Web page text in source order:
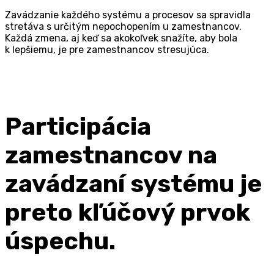
Zavádzanie každého systému a procesov sa spravidla
stretáva s určitým nepochopením u zamestnancov.
Každá zmena, aj keď sa akokoľvek snažíte, aby bola
k lepšiemu, je pre zamestnancov stresujúca.
Participácia
zamestnancov na
zavádzaní systému je
preto kľúčový prvok
úspechu.